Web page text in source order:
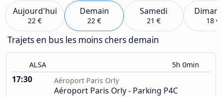
Aujourd'hui
22 €
Demain
22 €
Samedi
21 € 18 €
Trajets en bus les moins chers demain
ALSA 5h 0min
17:30 Aéroport Paris Orly
Aéroport Paris Orly - Parking P4C